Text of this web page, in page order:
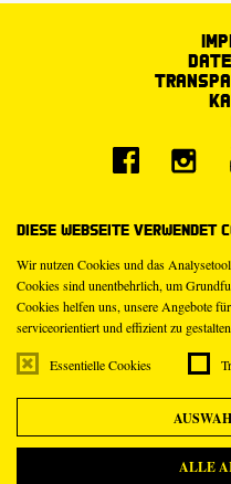
Diese Webseite verwendet
Wir nutzen Cookies und das
Cookies sind unentbehrlich, um
Cookies helfen uns, unsere Angebote
serviceorientiert und effizient zu
Essentielle Cookies
ALLE